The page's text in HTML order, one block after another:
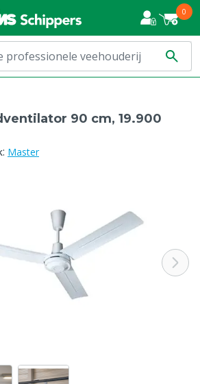
0
90 cm, 19.900
: Master